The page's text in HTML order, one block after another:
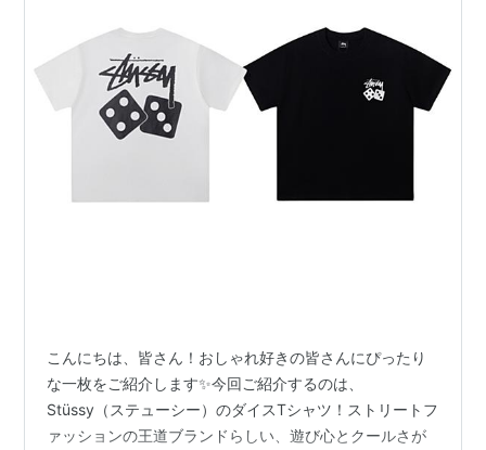
こんにちは、皆さん！おしゃれ好きの皆さんにぴったり
な一枚をご紹介します✨今回ご紹介するのは、
Stüssy（ステューシー）のダイスTシャツ！ストリートフ
ァッションの王道ブランドらしい、遊び心とクールさが